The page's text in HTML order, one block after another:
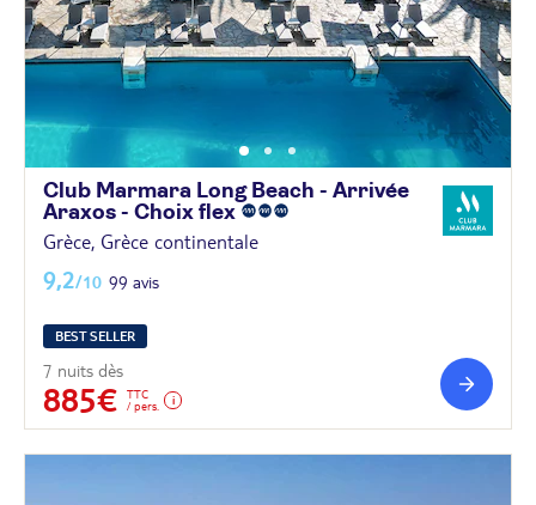
Club Marmara Long Beach - Arrivée
Araxos - Choix flex
Grèce, Grèce continentale
9,2/10 99 avis
BEST SELLER
7 nuits dès
885€
TTC
/ pers.